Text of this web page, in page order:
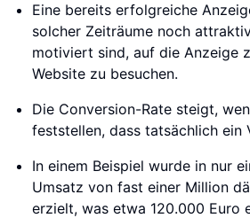
Eine bereits erfolgreiche
solcher Zeiträume noch
motiviert sind, auf die Anzeige
Website zu besuchen.
Die Conversion-Rate steigt,
feststellen, dass tatsächlich ein
In einem Beispiel wurde in nur
Umsatz von fast einer Million
erzielt, was etwa 120.000 Euro